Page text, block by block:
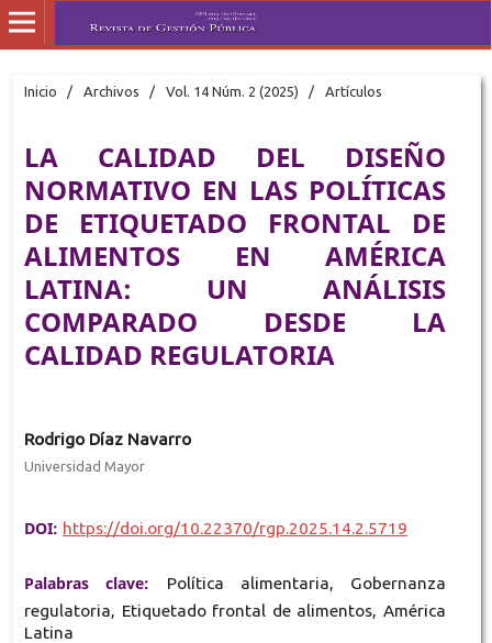
Inicio / Archivos / Vol. 14 Núm. 2 (2025) / Artículos
LA CALIDAD DEL DISEÑO
NORMATIVO EN LAS POLÍTICAS
DE ETIQUETADO FRONTAL DE
ALIMENTOS EN AMÉRICA
LATINA: UN ANÁLISIS
COMPARADO DESDE LA
CALIDAD REGULATORIA
Rodrigo Díaz Navarro
Universidad Mayor
DOI: https://doi.org/10.22370/rgp.2025.14.2.5719
Palabras clave:
Política alimentaria, Gobernanza
regulatoria, Etiquetado frontal de alimentos, América
Latina